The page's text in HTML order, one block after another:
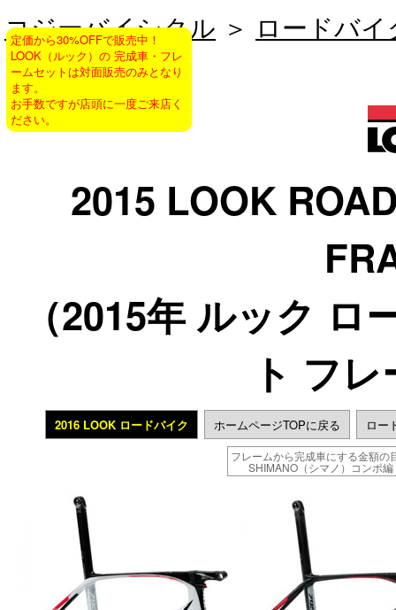
コジーバイシクル ＞ ロードバイ
Frame Set
2015 LOOK
（2015年 ルック
ト フ
定価から30%OFFで販売中！
LOOK（ルック）の 完成車・フレ
ームセットは対面販売のみとなり
ます。
お手数ですが店頭に一度ご来店く
ださい。
2016 LOOK ロードバイク ホームページTOPに戻る ロー
フレームから完成車にする金額の
SHIMANO（シマノ）コンポ編